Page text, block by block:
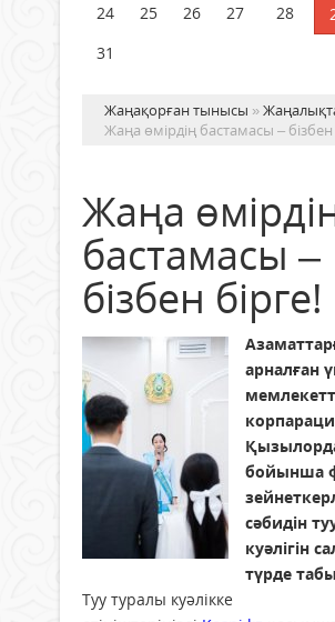
24
25 26 27 28
31
Жаңақорған тынысы »
Жаңа өмірдің бастамасы – бізбен
Жаңа
бастамасы –
бізбен бірге!
арналған
бойынша
сәбидін
куәлігін
түрде
Туу туралы куәлікке